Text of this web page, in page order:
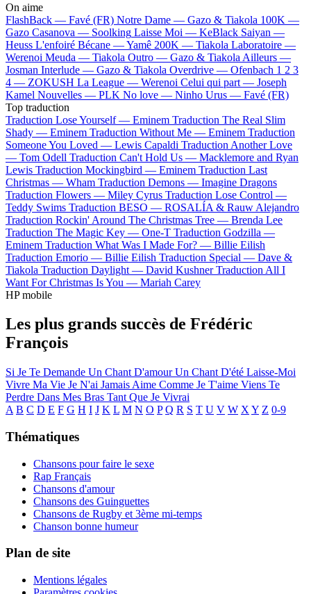
On aime
FlashBack — Favé (FR) Notre Dame — Gazo & Tiakola 100K —
Gazo Casanova — Soolking Laisse Moi — KeBlack Saiyan —
Heuss L'enfoiré Bécane —Yamê 200K — Tiakola Laboratoire —
Werenoi Meuda — Tiakola Outro — Gazo & Tiakola Ailleurs —
Josman Interlude — Gazo & Tiakola Overdrive — Ofenbach 1 2 3
4 — ZOKUSH La League — Werenoi Celui qui part — Joseph
Kamel Nouvelles — PLK No love — Ninho Urus — Favé (FR)
Top traduction
Traduction Lose Yourself — Eminem Traduction The Real Slim
Shady — Eminem Traduction Without Me — Eminem Traduction
Someone You Loved — Lewis Capaldi Traduction Another Love
— Tom Odell Traduction Can't Hold Us — Macklemore and Ryan
Lewis Traduction Mockingbird — Eminem Traduction Last
Christmas — Wham Traduction Demons — Imagine Dragons
Traduction Flowers — Miley Cyrus Traduction Lose Control —
Teddy Swims Traduction BESO — ROSALÍA & Rauw Alejandro
Traduction Rockin' Around The Christmas Tree — Brenda Lee
Traduction The Magic Key — One-T Traduction Godzilla —
Eminem Traduction What Was I Made For? — Billie Eilish
Traduction Emorio — Billie Eilish Traduction Special — Dave &
Tiakola Traduction Daylight — David Kushner Traduction All I
Want For Christmas Is You — Mariah Carey
HP mobile
Les plus grands succès de Frédéric
François
Si Je Te Demande Un Chant D'amour Un Chant D'été Laisse-Moi
Vivre Ma Vie Je N'ai Jamais Aime Comme Je T'aime Viens Te
Perdre Dans Mes Bras Tant Que Je Vivrai
A B C D E F G H I J K L M N O P Q R S T U V W X Y Z 0-9
Thématiques
Chansons pour faire le sexe
Rap Français
Chansons d'amour
Chansons des Guinguettes
Chansons de Rugby et 3ème mi-temps
Chanson bonne humeur
Plan de site
Mentions légales